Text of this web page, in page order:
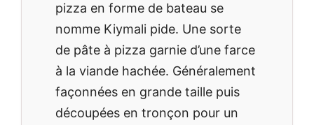
pizza en forme de bateau se
nomme Kiymali pide. Une sorte
de pâte à pizza garnie d’une farce
à la viande hachée. Généralement
façonnées en grande taille puis
découpées en tronçon pour un